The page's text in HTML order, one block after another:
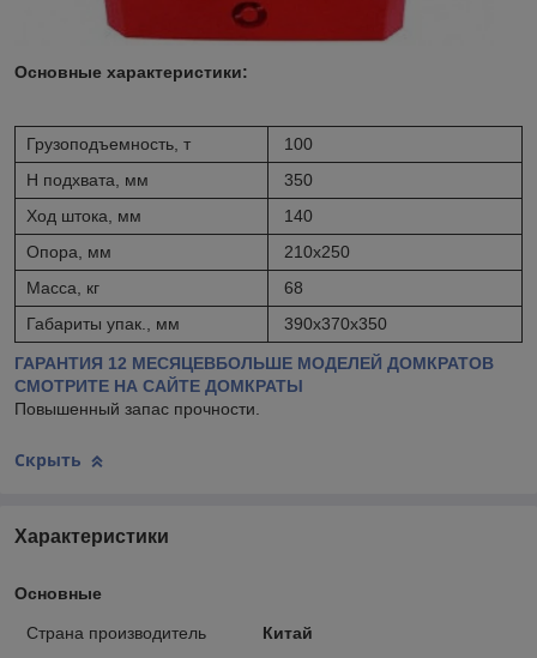
Основные характеристики:
Грузоподъемность, т
100
H подхвата, мм
350
Ход штока, мм
140
Опора, мм
210х250
Масса, кг
68
Габариты упак., мм
390х370х350
ГАРАНТИЯ 12 МЕСЯЦЕВБОЛЬШЕ МОДЕЛЕЙ ДОМКРАТОВ
СМОТРИТЕ НА САЙТЕ ДОМКРАТЫ
Повышенный запас прочности.
Скрыть
Характеристики
Основные
Страна производитель
Китай